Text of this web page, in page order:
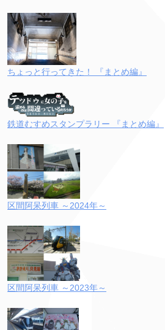
ちょっと行ってきた！ 『まとめ編』
鉄道むすめスタンプラリー 『まとめ編』
区間阿呆列車 ～2024年～
区間阿呆列車 ～2023年～